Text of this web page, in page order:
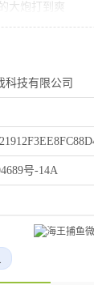
大炮打到爽
震撼你的感官！
激发你的热情！
现，顶级团队倾
！
科技有限公司
号-14A